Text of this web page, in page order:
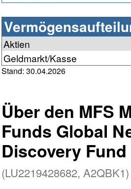
Aktien
Geldmarkt/Kasse
Stand: 30.04.2026
Über den MFS
Funds Global
Discovery Fund
(LU2219428682, A2QBK1)